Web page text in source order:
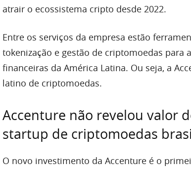
atrair o ecossistema cripto desde 2022.
Entre os serviços da empresa estão
tokenização e gestão de criptomoedas para
financeiras da América Latina. Ou seja, a
latino de criptomoedas.
Accenture não revelou valor
startup de criptomoedas
O novo investimento da Accenture é o